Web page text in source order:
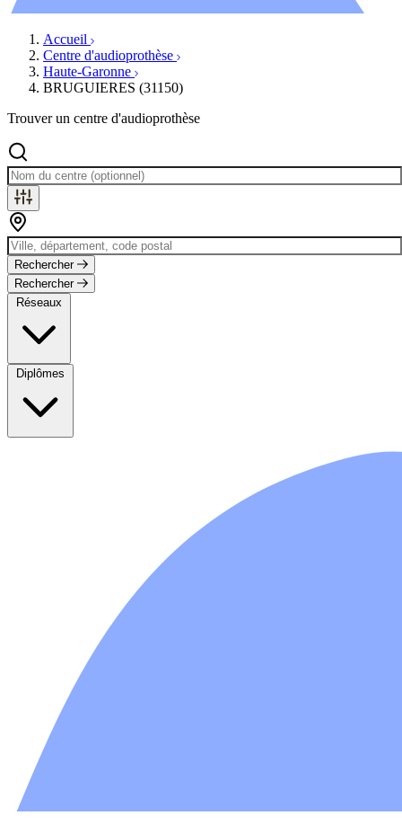
Accueil
Centre d'audioprothèse
Haute-Garonne
BRUGUIERES (31150)
Trouver un centre d'audioprothèse
Rechercher
Rechercher
Réseaux
Diplômes